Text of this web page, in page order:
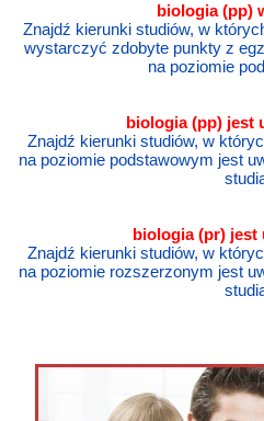
biologia (pp)
Znajdź kierunki studiów, w
wystarczyć zdobyte punkty z
na poziomie
biologia(pp) jest
Znajdź kierunki studiów, w
na poziomie podstawowym jest
biologia(pr) jest
Znajdź kierunki studiów, w
na poziomie rozszerzonym jest